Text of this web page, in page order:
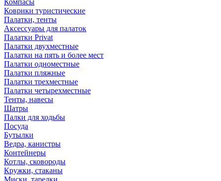
Компасы
Коврики туристические
Палатки, тенты
Аксессуары для палаток
Палатки Privat
Палатки двухместные
Палатки на пять и более мест
Палатки одноместные
Палатки пляжные
Палатки трехместные
Палатки четырехместные
Тенты, навесы
Шатры
Палки для ходьбы
Посуда
Бутылки
Ведра, канистры
Контейнеры
Котлы, сковороды
Кружки, стаканы
Миски, тарелки